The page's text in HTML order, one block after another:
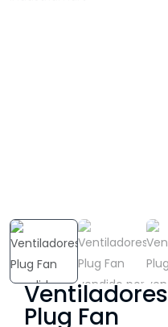
Ventiladores
Plug Fan